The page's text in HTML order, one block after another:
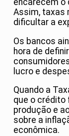
encarecem o
Assim, taxas
dificultar a
Os bancos
hora de
lucro e
Quando a
que o crédito
produção e
sobre a
econômica.